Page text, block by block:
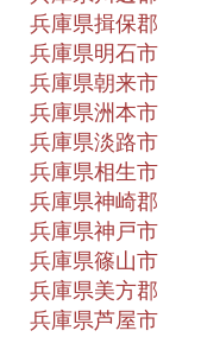
兵庫県揖保郡
兵庫県明石市
兵庫県朝来市
兵庫県洲本市
兵庫県淡路市
兵庫県相生市
兵庫県神崎郡
兵庫県神戸市
兵庫県篠山市
兵庫県美方郡
兵庫県芦屋市